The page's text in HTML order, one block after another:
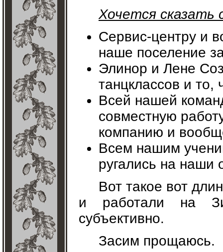
Хочется сказать
Сервис-центру и
наше поселение
Элинор и Лене
танцклассов и то,
Всей нашей
совместную
компанию и
Всем нашим
ругались на наши
Вот такое вот
и работали на
субъективно.
Засим прощаюсь.